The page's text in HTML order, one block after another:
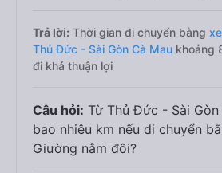
Trả lời: Thời gian di chuyển bằng
Thủ Đức - Sài Gòn Cà Mau khoảng
đi khá thuận lợi
Câu hỏi: Từ Thủ Đức - Sài
bao nhiêu km nếu di chuyển
Giường nằm đôi?